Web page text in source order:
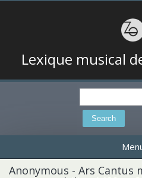
Lexique musical
Search
Anonymous - Ars Cantus